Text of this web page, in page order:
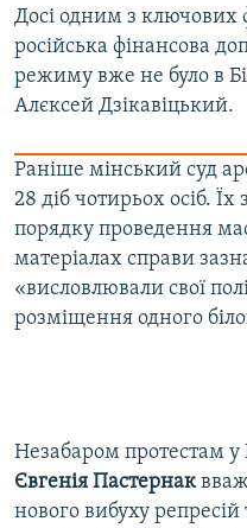
Досі одним з ключових
російська фінансова
режиму вже не було в
Алєксей Дзікавіцький.
Раніше мінський суд
28 діб чотирьох осіб.
порядку проведення
матеріалах справи
«висловлювали свої
розміщення одного
Незабаром протестам у
Євгенія Пастернак
нового вибуху